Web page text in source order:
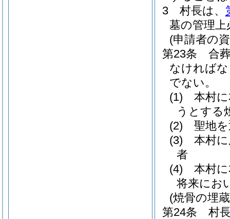
3
村長は、
墓の管理
(申請者の
第23条
合
なければ
でない。
(1)
本村
うとする
(2)
聖地
(3)
本村
者
(4)
本村
将来にお
(焼骨の埋
第24条
村